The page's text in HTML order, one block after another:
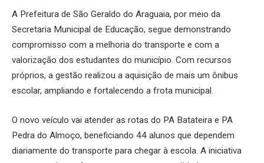
A Prefeitura de São Geraldo do Araguaia, por meio da
Secretaria Municipal de Educação, segue demonstrando
compromisso com a melhoria do transporte e com a
valorização dos estudantes do município. Com recursos
próprios, a gestão realizou a aquisição de mais um ônibus
escolar, ampliando e fortalecendo a frota municipal.
O novo veículo vai atender as rotas do PA Batateira e PA
Pedra do Almoço, beneficiando 44 alunos que dependem
diariamente do transporte para chegar à escola. A iniciativa